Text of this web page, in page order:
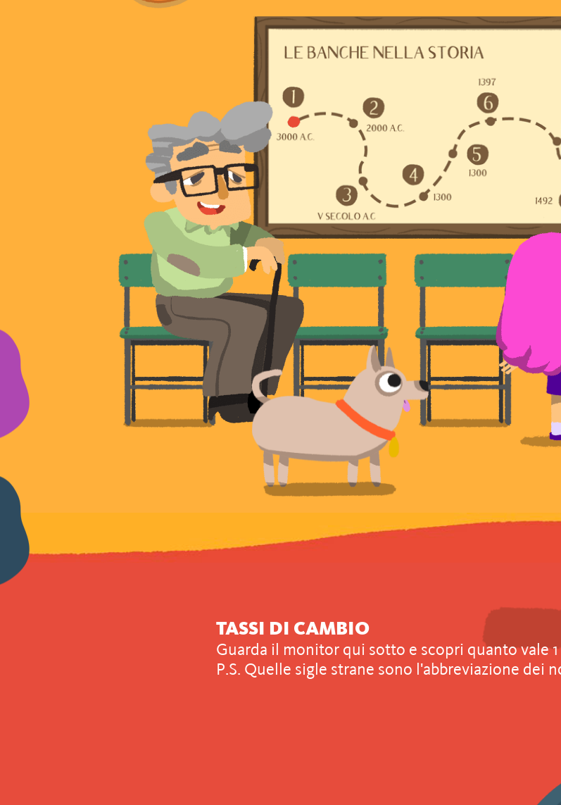
TASSI DI CAMBIO
Guarda il monitor qui sotto e scopri quanto vale
P.S. Quelle sigle strane sono l'abbreviazione dei